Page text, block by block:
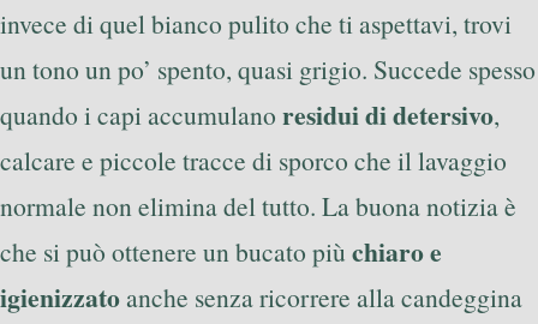
invece di quel bianco pulito che ti aspettavi, trovi
un tono un po’ spento, quasi grigio. Succede spesso
quando i capi accumulano residui di detersivo,
calcare e piccole tracce di sporco che il lavaggio
normale non elimina del tutto. La buona notizia è
che si può ottenere un bucato più chiaro e
igienizzatoanche senza ricorrere alla candeggina